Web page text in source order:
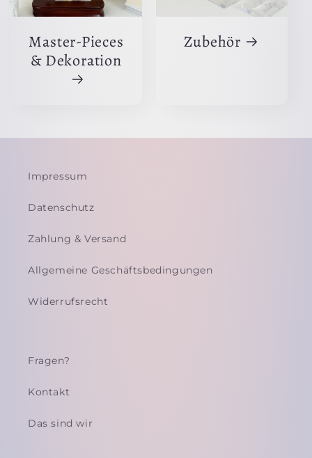
Master-Pieces
& Dekoration
Zubehör
Impressum
Datenschutz
Zahlung & Versand
Allgemeine Geschäftsbedingungen
Widerrufsrecht
Fragen?
Kontakt
Das sind wir